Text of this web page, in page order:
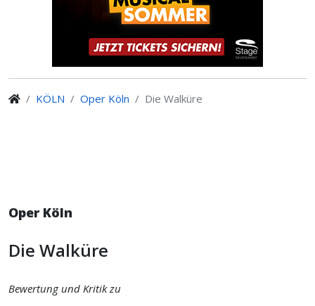
KÖLN Oper Köln Die Walküre
Oper Köln
Die Walküre
Bewertung und Kritik zu